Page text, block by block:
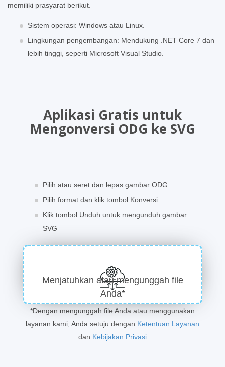
memiliki prasyarat berikut.
Sistem operasi: Windows atau Linux.
Lingkungan pengembangan: Mendukung .NET Core 7 dan
lebih tinggi, seperti Microsoft Visual Studio.
Aplikasi Gratis untuk
Mengonversi ODG ke SVG
Pilih atau seret dan lepas gambar ODG
Pilih format dan klik tombol Konversi
Klik tombol Unduh untuk mengunduh gambar
SVG
Menjatuhkan atau mengunggah file
Anda*
*Dengan mengunggah file Anda atau menggunakan
layanan kami, Anda setuju dengan Ketentuan Layanan
dan Kebijakan Privasi